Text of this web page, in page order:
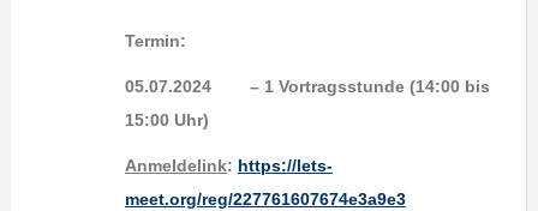
Termin:
05.07.2024 – 1 Vortragsstunde (14:00 bis
15:00 Uhr)
Anmeldelink: https://lets-
meet.org/reg/227761607674e3a9e3